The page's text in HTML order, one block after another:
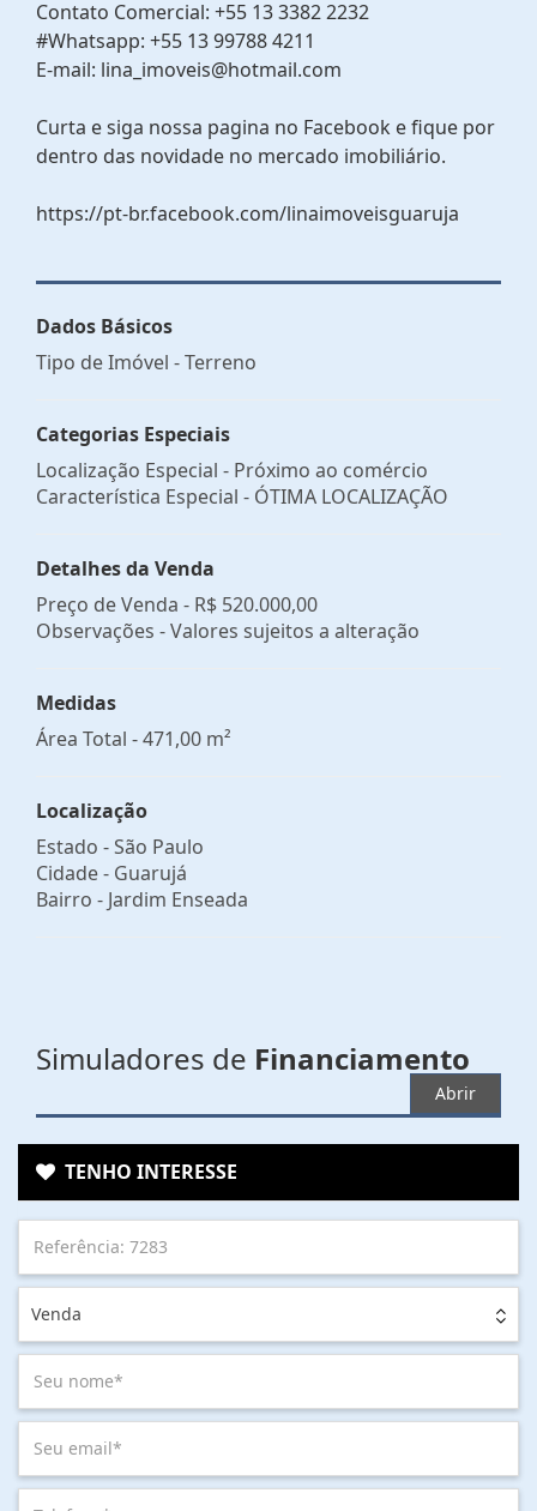
Contato Comercial: +55 13 3382 2232
#Whatsapp: +55 13 99788 4211
E-mail: lina_imoveis@hotmail.com
Curta e siga nossa pagina no Facebook e fique por
dentro das novidade no mercado imobiliário.
https://pt-br.facebook.com/linaimoveisguaruja
Dados Básicos
Tipo de Imóvel - Terreno
Categorias Especiais
Localização Especial - Próximo ao comércio
Característica Especial - ÓTIMA LOCALIZAÇÃO
Detalhes da Venda
Preço de Venda - R$ 520.000,00
Observações - Valores sujeitos a alteração
Medidas
Área Total - 471,00 m²
Localização
Estado -São Paulo
Cidade - Guarujá
Bairro - Jardim Enseada
Simuladores de Financiamento
Abrir
TENHO INTERESSE
Venda